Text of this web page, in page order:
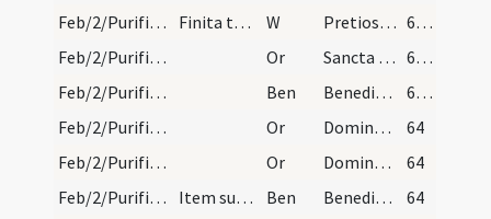
Feb/2/Purificatio BMV/Candlemas/3
Finita tertia surgat et vadat ad locum ubi candel… W Pretiosa in conspectu Domini
63 (29v)
Feb/2/Purificatio BMV/Candlemas/2
Or Sancta Maria Mater ... Virgo perpetua cum omnibus sanctis ... adiuvari et exaudiri.
63 (29v)
Feb/2/Purificatio BMV/Candlemas/1
Ben Benedic Domine Iesu Christe hanc creaturam cerae
63 (29v)
Feb/2/Purificatio BMV/Candlemas/3
Or Domine sancte Pater ... qui omnia ex nihilo creasti ... pretioso sanguine Filii tui.
64
Feb/2/Purificatio BMV/Candlemas/3
Or Domine sancte Pater ... qui omnia ex nihilo creasti ... pretioso sanguine Filii tui.
64
Feb/2/Purificatio BMV/Candlemas/2
Item super candelas Ben Benedico te cera in nomine sanctae Trinitatis ... quae in unitatis essentia vivit et regnat Deus.
64